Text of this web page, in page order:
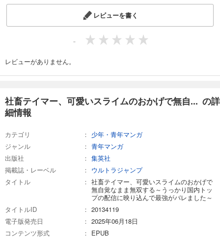
レビューを書く
-
レビューがありません。
社畜テイマー、可愛いスライムのおかげで無自... の詳
細情報
カテゴリ
少年・青年マンガ
ジャンル
青年マンガ
出版社
集英社
掲載誌・レーベル
ウルトラジャンプ
タイトル
社畜テイマー、可愛いスライムのおかげで
無自覚なまま無双する～うっかり国内トッ
プの配信に映り込んで最強がバレました～
タイトルID
20134119
電子版発売日
2025年06月18日
コンテンツ形式
EPUB